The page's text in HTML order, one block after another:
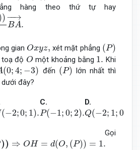
hàng theo thứ tự hay
)−
−→
BA.
BA →.
gian Oxyz,
Oxyz, xét mặt phẳng (P)
(P)
độ O
Omột khoảng bằng 1.
1.
Khi
(0; 4; −3)
A(0;4;− ) đến (P)
(P) lớn nhất thì
đây?
(−2;0; 1).
(− ;0;1 ).
C.
P(−1;0; 2).
P(− 1;0;2 ).
D.
Q(−2; 1;0)
Q(− 2;1 ;0).
Gọi
)) ⇒ OH = d(O, (P)) = 1.
H= ( O,(P)